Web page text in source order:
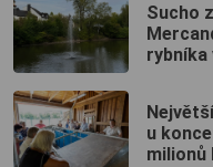
Sucho
rybníka
u
milionů